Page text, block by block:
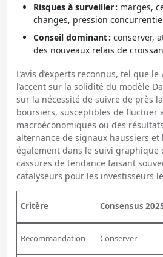
Risques à surveiller : marges,
changes, pression
Conseil dominant : conserver,
des nouveaux relais de
L’avis d’experts reconnus, tel que
l’accent sur la solidité du modèle
sur la nécessité de suivre de près
boursiers, susceptibles de fluctuer
macroéconomiques ou des
alternance de signaux haussiers et
également dans le suivi graphique
cassures de tendance faisant
catalyseurs pour les investisseurs
Critère Consensus
Recommandation Conserver